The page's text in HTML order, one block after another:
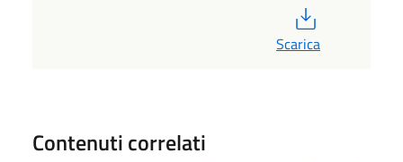
Scarica
Contenuti correlati